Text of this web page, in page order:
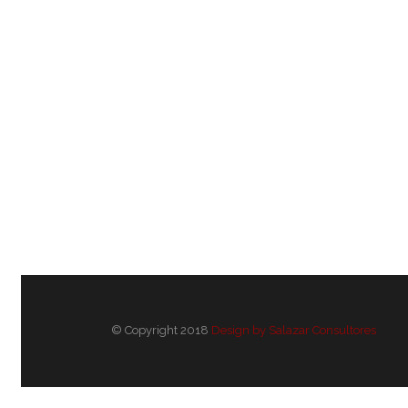
© Copyright 2018 Design by Salazar Consultores